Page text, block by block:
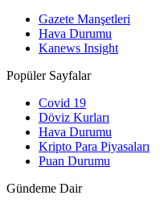
Gazete Manşetleri
Hava Durumu
Kanews Insight
Popüler Sayfalar
Covid 19
Döviz Kurları
Hava Durumu
Kripto Para Piyasaları
Puan Durumu
Gündeme Dair